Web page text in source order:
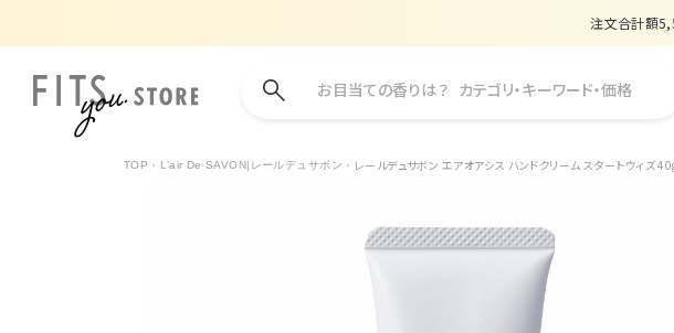
注文合計額
【数量限定】購入金
注文合計額
お目当ての香りは？ カテゴリ・キーワード・価格
TOP L’air De SAVON|レールデュサボン レールデュサボン エアオアシス ハンドクリーム スタートウィズ